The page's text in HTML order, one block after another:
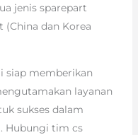
jenis sparepart
dan Korea
siap memberikan
layanan
sukses dalam
Hubungi tim cs